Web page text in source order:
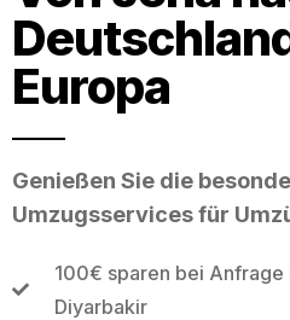
Europa
Genießen Sie die
Umzugsservices für
100€ sparen bei Anfrage
Diyarbakir